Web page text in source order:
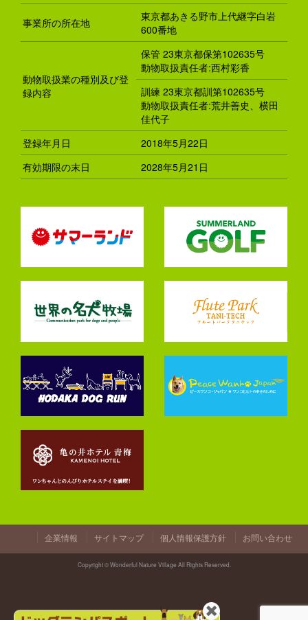
事業所の所在地
東京都あきる野市上代継字白岩
600番地
動物取扱業の種別及び登
録内容
保管 23東京都保第102635号
動物取扱責任者:西村彩香
訓練 23東京都訓第102635号
動物取扱責任者:荒井善史、横田
佳代子
登録年月日
2018年5月22日
有効期限の末日
2028年5月21日
企業情報 サイトマップ 個人情報保護方針 お問い合わせ
Copyright © Wonderful Nature Village All Rights Reserved.
閉